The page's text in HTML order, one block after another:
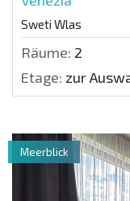
Sweti Wlas
Räume: 2
Etage: zur
Meerblick